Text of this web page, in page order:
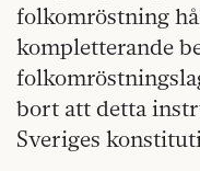
folkomröstning
kompletterande
bort att detta
Sveriges